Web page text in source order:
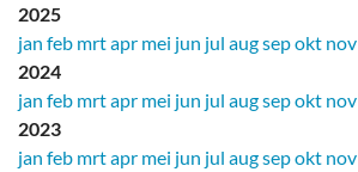
2025
jan feb mrtapr mei jun jul augsepokt nov
2024
jan feb mrtapr mei jun jul augsepokt nov
2023
jan feb mrtapr mei jun jul augsepokt nov